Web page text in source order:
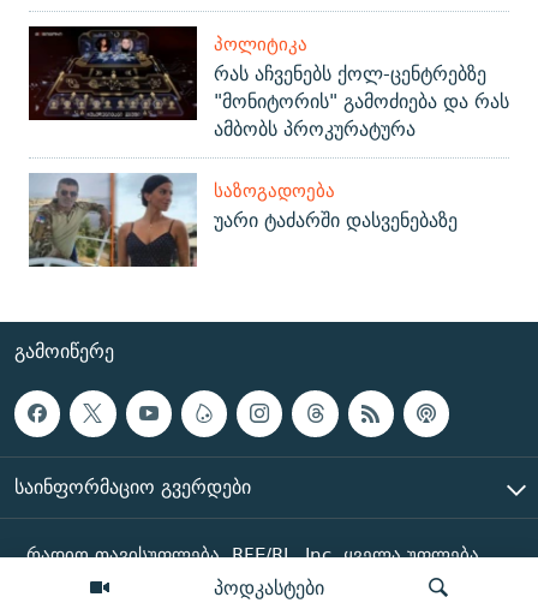
პოდკასტები
ᲞᲝᲚᲘᲢᲘᲙᲐ
რას აჩვენებს ქოლ-ცენტრებზე
"მონიტორის" გამოძიება და რას
ამბობს პროკურატურა
ᲡᲐᲖᲝᲒᲐᲓᲝᲔᲑᲐ
უარი ტაძარში დასვენებაზე
ᲒᲐᲛᲝᲘᲬᲔᲠᲔ
ᲡᲐᲘᲜᲤᲝᲠᲛᲐᲪᲘᲝ ᲒᲕᲔᲠᲓᲔᲑᲘ
რადიო თავისუფლება, RFE/RL, Inc. ყველა უფლება
დაცულია